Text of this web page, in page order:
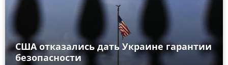
США отказались дать Украине гарантии
безопасности